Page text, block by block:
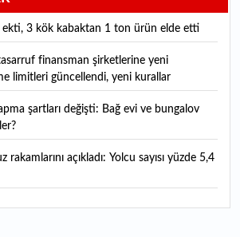
ekti, 3 kök kabaktan 1 ton ürün elde etti
limitleri güncellendi, yeni kurallar